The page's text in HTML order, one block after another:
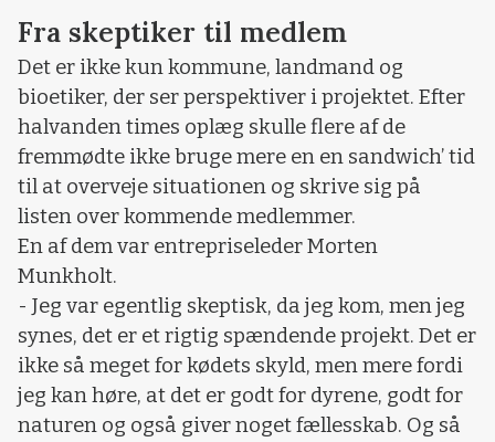
Fra skeptiker til medlem
Det er ikke kun kommune, landmand og
bioetiker, der ser perspektiver i projektet. Efter
halvanden times oplæg skulle flere af de
fremmødte ikke bruge mere en en sandwich’ tid
til at overveje situationen og skrive sig på
listen over kommende medlemmer.
En af dem var entrepriseleder Morten
Munkholt.
- Jeg var egentlig skeptisk, da jeg kom, men jeg
synes, det er et rigtig spændende projekt. Det er
ikke så meget for kødets skyld, men mere fordi
jeg kan høre, at det er godt for dyrene, godt for
naturen og også giver noget fællesskab. Og så